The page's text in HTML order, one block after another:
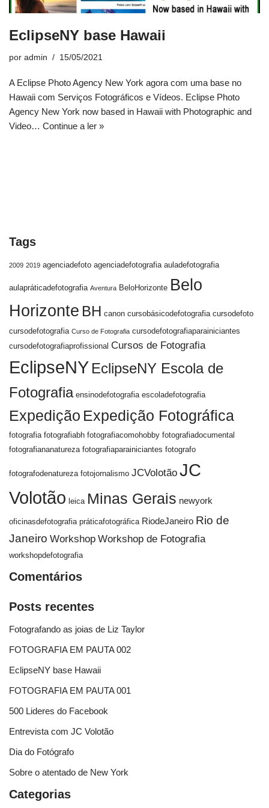
EclipseNY base Hawaii
por admin 15/05/2021
A Eclipse Photo Agency New York agora com uma base no
Hawaii com Serviços Fotográficos e Vídeos. Eclipse Photo
Agency New York now based in Hawaii with Photographic and
Video… Continue a ler »
Tags
2009 2019 agenciadefoto agenciadefotografia auladefotografia
aulapráticadefotografia Aventura BeloHorizonte Belo
Horizonte BH canon cursobásicodefotografia cursodefoto
cursodefotografia Curso de Fotografia cursodefotografiaparainiciantes
cursodefotografiaprofissional Cursos de Fotografia
EclipseNY EclipseNY Escola de
Fotografia ensinodefotografia escoladefotografia
Expedição Expedição Fotográfica
fotografia fotografiabh fotografiacomohobby fotografiadocumental
fotografiananatureza fotografiaparainiciantes fotografo
fotografodenatureza fotojornalismo JCVolotão JC
Volotão leica Minas Gerais newyork
oficinasdefotografia práticafotográfica RiodeJaneiro Rio de
Janeiro Workshop Workshop de Fotografia
workshopdefotografia
Comentários
Posts recentes
Fotografando as joias de Liz Taylor
FOTOGRAFIA EM PAUTA 002
EclipseNY base Hawaii
FOTOGRAFIA EM PAUTA 001
500 Lideres do Facebook
Entrevista com JC Volotão
Dia do Fotógrafo
Sobre o atentado de New York
Categorias